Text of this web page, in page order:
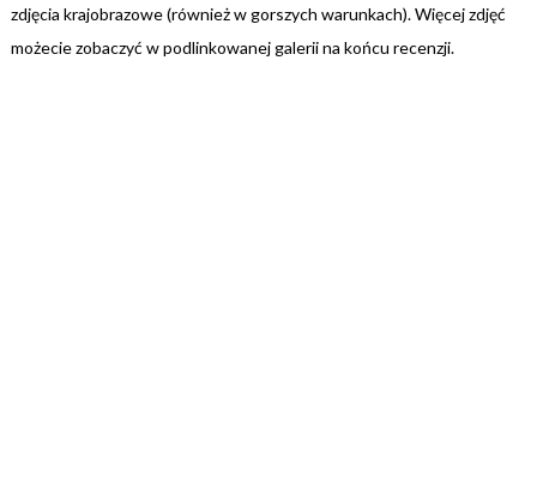
zdjęcia krajobrazowe (również w gorszych warunkach). Więcej zdjęć
możecie zobaczyć w podlinkowanej galerii na końcu recenzji.